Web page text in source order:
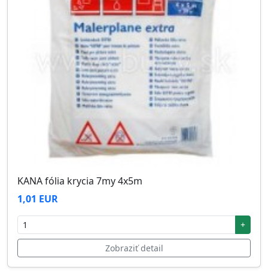
KANA fólia krycia 7my 4x5m
1,01 EUR
+
Zobraziť detail